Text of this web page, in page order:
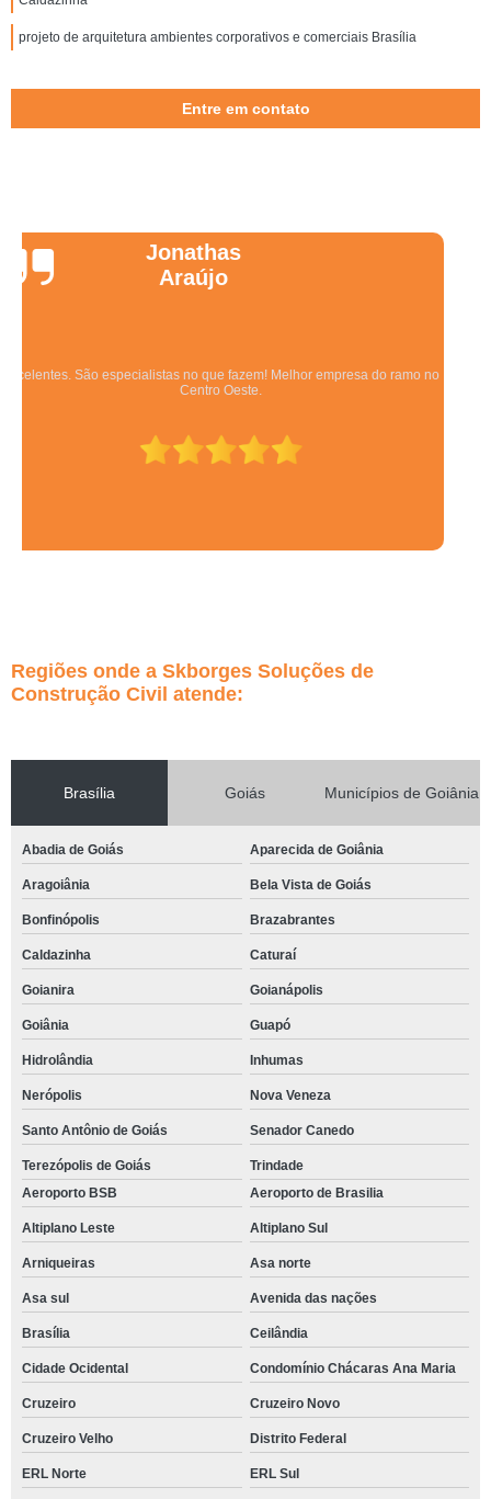
projeto de arquitetura ambientes corporativos e comerciais Brasília
Entre em contato
Wanessa
Marques
Equipe qualificada, atendimento muito pontual e de forma organizada.
Preza pela qualidade, bom gosto e preço justo.
Regiões onde a Skborges Soluções de
Construção Civil atende:
Brasília Goiás Municípios de Goiânia
Abadia de Goiás Aparecida de Goiânia
Aragoiânia Bela Vista de Goiás
Bonfinópolis Brazabrantes
Caldazinha Caturaí
Goianira Goianápolis
Goiânia Guapó
Hidrolândia Inhumas
Nerópolis Nova Veneza
Santo Antônio de Goiás Senador Canedo
Terezópolis de Goiás
Trindade
Aeroporto BSB
Aeroporto de Brasilia
Altiplano Leste Altiplano Sul
Arniqueiras Asa norte
Asa sul Avenida das nações
Brasília Ceilândia
Cidade Ocidental Condomínio Chácaras Ana Maria
Cruzeiro Cruzeiro Novo
Cruzeiro Velho Distrito Federal
ERL Norte ERL Sul